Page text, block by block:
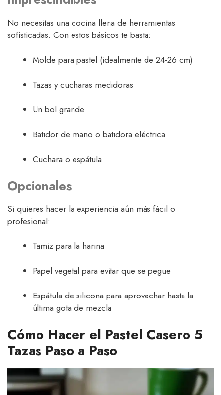
No necesitas una cocina llena de herramientas
sofisticadas. Con estos básicos te basta:
Molde para pastel (idealmente de 24-26 cm)
Tazas y cucharas medidoras
Un bol grande
Batidor de mano o batidora eléctrica
Cuchara o espátula
Opcionales
Si quieres hacer la experiencia aún más fácil o
profesional:
Tamiz para la harina
Papel vegetal para evitar que se pegue
Espátula de silicona para aprovechar hasta la
última gota de mezcla
Cómo Hacer el Pastel Casero 5
Tazas Paso a Paso